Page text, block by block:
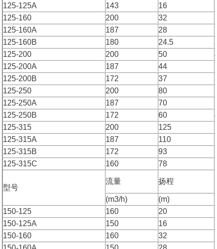
125-125A
143 16
125-160
200 32
125-160A
187 28
125-160B
180 24.5
125-200
200 50
125-200A
187 44
125-200B
172 37
125-250
200 80
125-250A
187 70
125-250B
172 60
125-315
200 125
125-315A
187 110
125-315B
172 93
125-315C
160 78
型号
流量 扬程
(m3/h)
(m)
150-125
160 20
150-125A
150 16
150-160
160 32